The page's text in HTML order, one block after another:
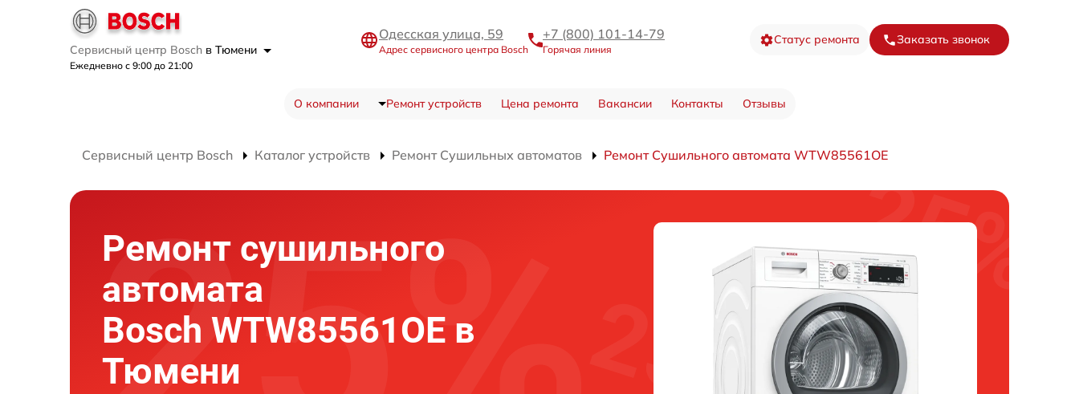
Сервисный центр Bosch в Тюмени
Ежедневно с 9:00 до 21:00
Одесская улица, 59
Адрес сервисного центра Bosch
+7 (800) 101-14-79
Горячая линия
Статус ремонта Заказать звонок
О компании Ремонт устройств Цена ремонта Вакансии Контакты Отзывы
Сервисный центр Bosch Каталог устройств Ремонт Сушильных автоматов Ремонт Сушильного автомата WTW85561OE
Ремонт сушильного
автомата
Bosch WTW85561OE в
Тюмени